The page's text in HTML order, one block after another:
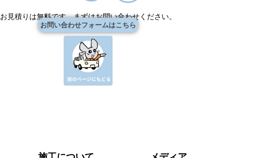
お見積りは無料です。まずはお問い合わせください。
お問い合わせフォームはこちら